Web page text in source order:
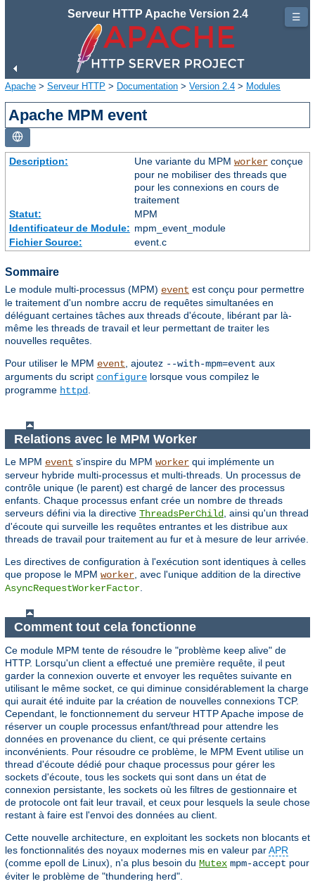
Serveur HTTP Apache Version 2.4
Apache > Serveur HTTP > Documentation > Version 2.4 > Modules
Apache MPM event
Description: Une variante du MPM workerconçue
pour ne mobiliser des threads que
pour les connexions en cours de
traitement
Statut:
MPM
Identificateur de Module: mpm_event_module
Fichier Source:
event.c
Sommaire
Le module multi-processus (MPM) event est conçu pour permettre
le traitement d'un nombre accru de requêtes simultanées en
déléguant certaines tâches aux threads d'écoute, libérant par là-
même les threads de travail et leur permettant de traiter les
nouvelles requêtes.
Pour utiliser le MPM event , ajoutez --with-mpm=event aux
arguments du script configure lorsque vous compilez le
programme httpd
Relations avec le MPM Worker
Le MPM event s'inspire du MPM worker qui implémente un
serveur hybride multi-processus et multi-threads. Un processus de
contrôle unique (le parent) est chargé de lancer des processus
enfants. Chaque processus enfant crée un nombre de threads
serveurs défini via la directive ThreadsPerChild, ainsi qu'un thread
d'écoute qui surveille les requêtes entrantes et les distribue aux
threads de travail pour traitement au fur et à mesure de leur arrivée.
Les directives de configuration à l'exécution sont identiques à celles
que propose le MPM worker, avec l'unique addition de la directive
AsyncRequestWorkerFactor.
Comment tout cela fonctionne
Ce module MPM tente de résoudre le "problème keep alive" de
HTTP. Lorsqu'un client a effectué une première requête, il peut
garder la connexion ouverte et envoyer les requêtes suivante en
utilisant le même socket, ce qui diminue considérablement la charge
qui aurait été induite par la création de nouvelles connexions TCP.
Cependant, le fonctionnement du serveur HTTP Apache impose de
réserver un couple processus enfant/thread pour attendre les
données en provenance du client, ce qui présente certains
inconvénients. Pour résoudre ce problème, le MPM Event utilise un
thread d'écoute dédié pour chaque processus pour gérer les
sockets d'écoute, tous les sockets qui sont dans un état de
connexion persistante, les sockets où les filtres de gestionnaire et
de protocole ont fait leur travail, et ceux pour lesquels la seule chose
restant à faire est l'envoi des données au client.
Cette nouvelle architecture, en exploitant les sockets non blocants et
les fonctionnalités des noyaux modernes mis en valeur parAPR
(comme epoll de Linux), n'a plus besoin du Mutex mpm-accept pour
éviter le problème de "thundering herd".
☰